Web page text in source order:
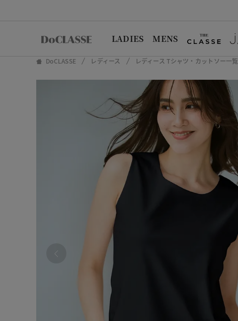
LADIES MENS
DoCLASSE レディース レディース Tシャツ・カットソー一覧